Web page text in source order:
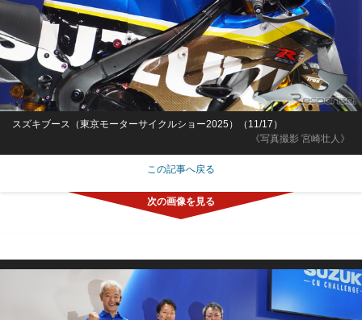
《写真撮影 宮崎壮人》
スズキブース（東京モーターサイクルショー2025）（11/17）
この記事へ戻る